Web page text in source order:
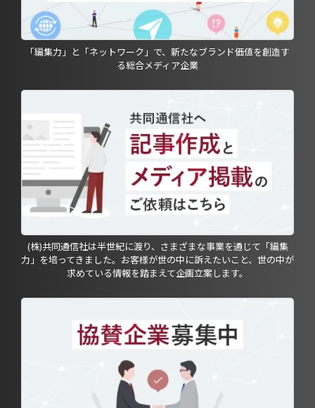
「編集力」と「ネットワーク」で、新たなブランド価値を創造す
る総合メディア企業
(株)共同通信社は半世紀に渡り、さまざまな事業を通じて「編集
力」を培ってきました。お客様が世の中に訴えたいこと、世の中が
求めている情報を踏まえて企画立案します。